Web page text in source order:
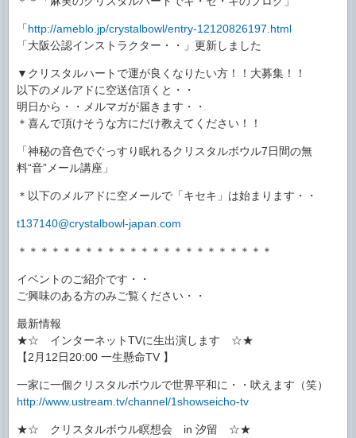
「http://ameblo.jp/crystalbowl/entry-12120826197.html
「大阪公認インストラクター・・」更新しました
▼クリスタルハートで運が良くなりたい方！！大募集！！
以下のメルアドに空送信頂くと・・
明日から・・メルマガが届きます・・
＊喜んで頂けそうな方にだけ教えてください！！
「神秘の音色でぐっすり眠れるクリスタルボウル7日間の無
料“音”メール講座」
＊以下のメルアドに空メールで「キセキ」は始まります・・
t137140@crystalbowl-japan.com
＊＊＊＊＊＊＊＊＊＊＊＊＊＊＊＊＊＊＊＊＊＊＊
イベントのご紹介です・・
ご興味のある方のみご覧ください・・
最新情報
★☆ インターネットTVに生出演します ☆★
【2月12日20:00 一生懸命TV 】
一家に一個クリスタルボウルで世界平和に・・吠えます（笑）
http://www.ustream.tv/channel/1showseicho-tv
★☆ クリスタルボウル瞑想会 in 汐留 ☆★